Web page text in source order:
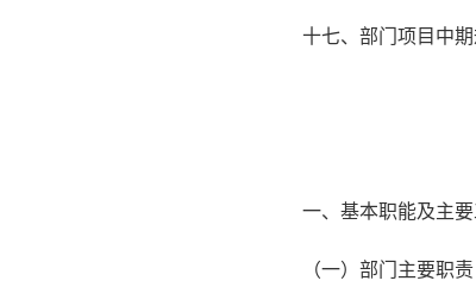
十七、部门项目中
一、基本职能及主
（一）部门主要职责